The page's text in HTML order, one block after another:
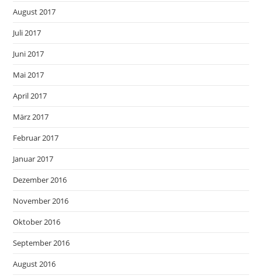
August 2017
Juli 2017
Juni 2017
Mai 2017
April 2017
März 2017
Februar 2017
Januar 2017
Dezember 2016
November 2016
Oktober 2016
September 2016
August 2016